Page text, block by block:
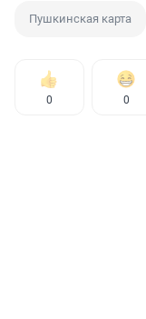
Пушкинская карта
0 0